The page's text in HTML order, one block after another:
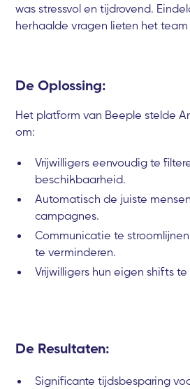
was stressvol en tijdrovend.
herhaalde vragen lieten het
De Oplossing:
Het platform van Beeple stelde
om:
Vrijwilligers eenvoudig te
beschikbaarheid.
Automatisch de juiste
campagnes.
Communicatie te
te verminderen.
Vrijwilligers hun eigen shifts
De Resultaten:
Significante tijdsbesparing